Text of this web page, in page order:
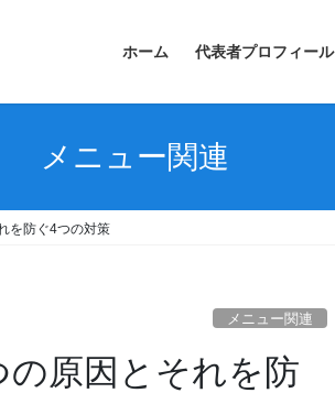
ホーム 代表者プロフィール
メニュー関連
を防ぐ4つの対策
メニュー関連
原因とそれを防